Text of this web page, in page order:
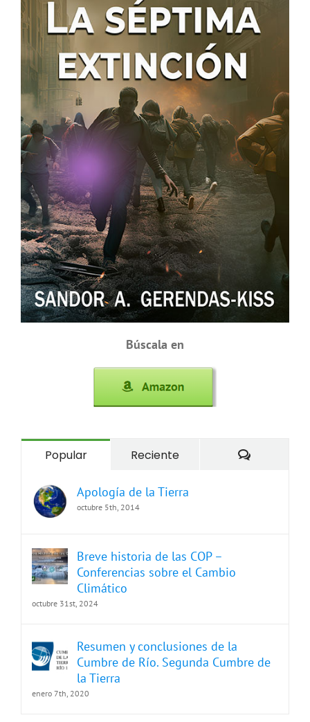
Búscala en
Popular Reciente
Apología de la Tierra
octubre 5th, 2014
Breve historia de las COP –
Conferencias sobre el Cambio
Climático
octubre 31st, 2024
Resumen y conclusiones de la
Cumbre de Río. Segunda Cumbre de
la Tierra
enero 7th, 2020